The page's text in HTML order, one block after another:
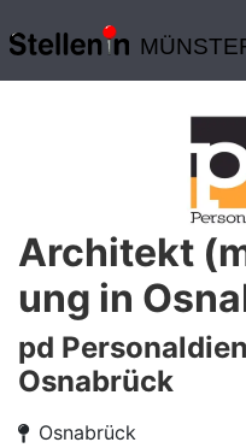
Architekt
ung in
pd
Osnabrück
Osnabrück